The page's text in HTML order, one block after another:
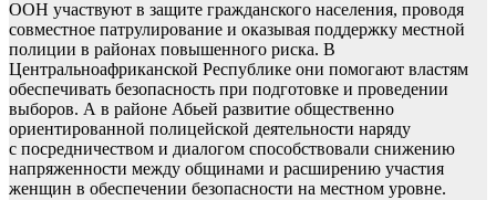
ООН участвуют в защите гражданского населения, проводя
совместное патрулирование и оказывая поддержку местной
полиции в районах повышенного риска. В
Центральноафриканской Республике они помогают властям
обеспечивать безопасность при подготовке и проведении
выборов. А в районе Абьей развитие общественно
ориентированной полицейской деятельности наряду
с посредничеством и диалогом способствовали снижению
напряженности между общинами и расширению участия
женщин в обеспечении безопасности на местном уровне.